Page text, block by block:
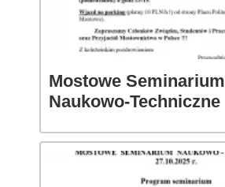
Mostowe Seminarium
Naukowo-Techniczne